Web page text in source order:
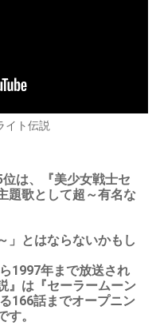
イト伝説
は、『美少女戦士セ
題歌として超～有名な
」とはならないかもし
1997年まで放送され
』は『セーラームーン
166話までオープニン
。